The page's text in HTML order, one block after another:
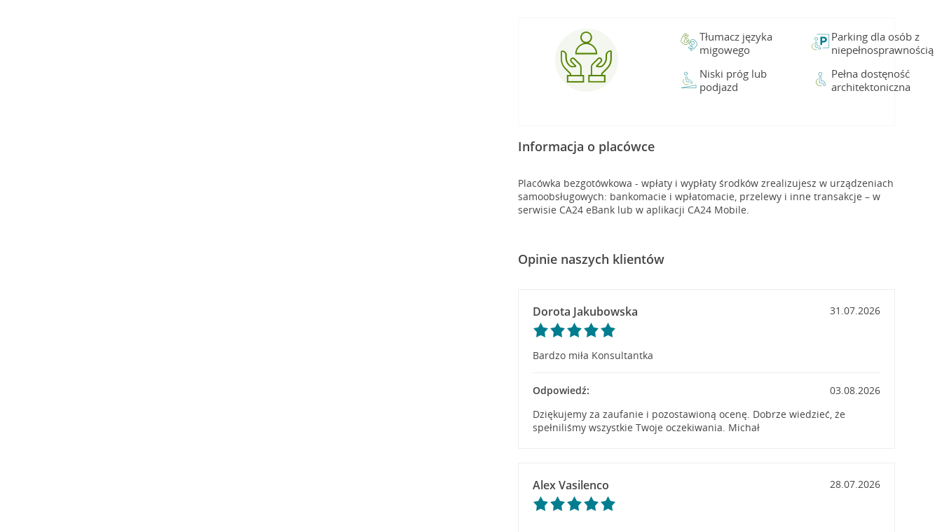
Tłumacz języka
migowego
Niski próg lub
podjazd
Parking dla osób z
niepełnosprawnością
Pełna dostęność
architektoniczna
Informacja o placówce
Placówka bezgotówkowa - wpłaty i wypłaty środków zrealizujesz w urządzeniach
samoobsługowych: bankomacie i wpłatomacie, przelewy i inne transakcje – w
serwisie CA24 eBank lub w aplikacji CA24 Mobile.
Opinie naszych klientów
Dorota Jakubowska 31.07.2026
Bardzo miła Konsultantka
Odpowiedź:
03.08.2026
Dziękujemy za zaufanie i pozostawioną ocenę. Dobrze wiedzieć, że
spełniliśmy wszystkie Twoje oczekiwania. Michał
Alex Vasilenco 28.07.2026